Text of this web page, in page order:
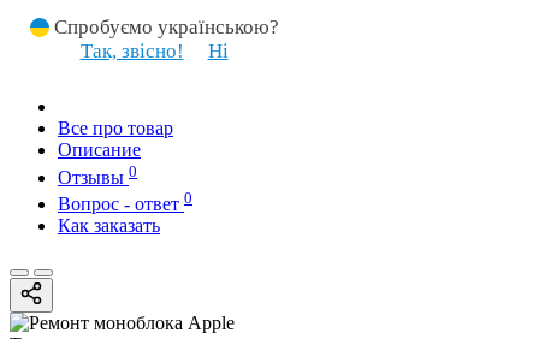
Спробуємо українською?
Так, звісно!
Ні
Все про товар
Описание
Отзывы 0
Вопрос - ответ 0
Как заказать